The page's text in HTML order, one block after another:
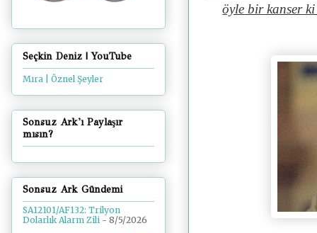
öyle bir kanser
Seçkin Deniz | YouTube
Mıra | Öznel Şeyler
Sonsuz Ark'ı Paylaşır
mısın?
Sonsuz Ark Gündemi
SA12101/AF132: Trilyon
Dolarlık Alarm Zili - 8/5/2026